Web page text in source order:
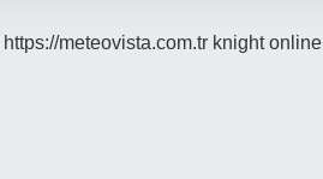
https://meteovista.com.tr knight online